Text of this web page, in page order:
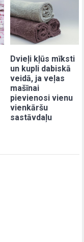
Dvieļi kļūs mīksti
un kupli dabiskā
veidā, ja veļas
mašīnai
pievienosi vienu
vienkāršu
sastāvdaļu